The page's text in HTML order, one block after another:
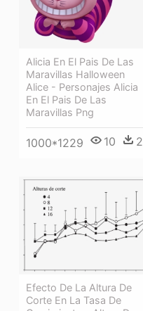
Alicia En El Pais De Las
Maravillas Halloween
Alice - Personajes Alicia
En El Pais De Las
Maravillas Png
1000*1229 10 2
Efecto De La Altura De
Corte En La Tasa De